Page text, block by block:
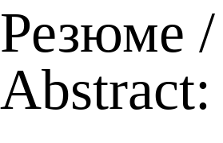
Резюме /
Abstract: